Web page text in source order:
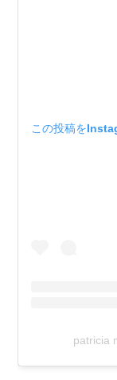
この投稿を
patricia